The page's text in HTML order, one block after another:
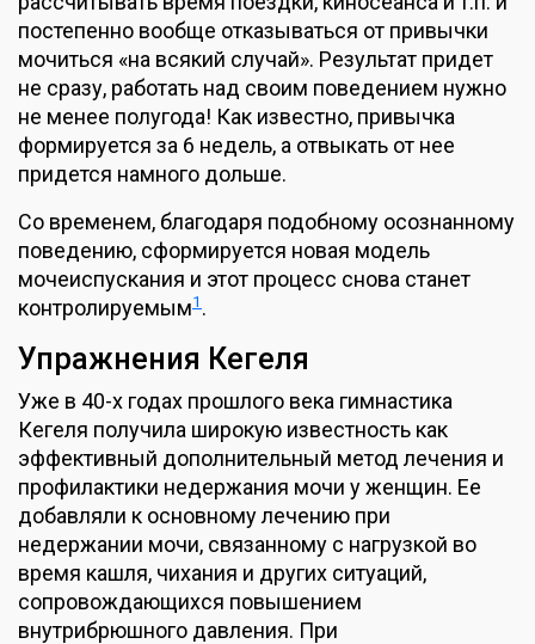
постепенно вообще отказываться от привычки
мочиться «на всякий случай». Результат придет
не сразу, работать над своим поведением нужно
не менее полугода! Как известно, привычка
формируется за 6 недель, а отвыкать от нее
придется намного дольше.
Со временем, благодаря подобному осознанному
поведению, сформируется новая модель
мочеиспускания и этот процесс снова станет
контролируемым1 .
Упражнения Кегеля
Уже в 40-х годах прошлого века гимнастика
Кегеля получила широкую известность как
эффективный дополнительный метод лечения и
профилактики недержания мочи у женщин. Ее
добавляли к основному лечению при
недержании мочи, связанному с нагрузкой во
время кашля, чихания и других ситуаций,
сопровождающихся повышением
внутрибрюшного давления. При
Госуслуги